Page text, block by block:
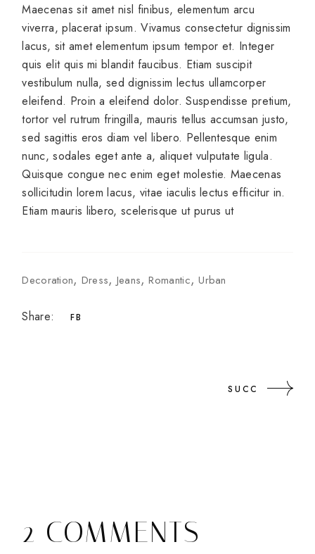
Maecenas sit amet nisl finibus, elementum arcu
viverra, placerat ipsum. Vivamus consectetur dignissim
lacus, sit amet elementum ipsum tempor et. Integer
quis elit quis mi blandit faucibus. Etiam suscipit
vestibulum nulla, sed dignissim lectus ullamcorper
eleifend. Proin a eleifend dolor. Suspendisse pretium,
tortor vel rutrum fringilla, mauris tellus accumsan justo,
sed sagittis eros diam vel libero. Pellentesque enim
nunc, sodales eget ante a, aliquet vulputate ligula.
Quisque congue nec enim eget molestie. Maecenas
sollicitudin lorem lacus, vitae iaculis lectus efficitur in.
Etiam mauris libero, scelerisque ut purus ut
Decoration Dress Jeans Romantic Urban
Share: FB
SUCC
2 COMMENTS